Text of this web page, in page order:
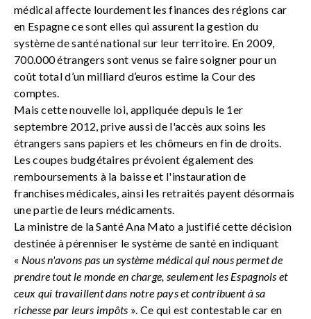
médical affecte lourdement les finances des régions car
en Espagne ce sont elles qui assurent la gestion du
système de santé national sur leur territoire. En 2009,
700.000 étrangers sont venus se faire soigner pour un
coût total d’un milliard d’euros estime la Cour des
comptes.
Mais cette nouvelle loi, appliquée depuis le 1er
septembre 2012, prive aussi de l'accès aux soins les
étrangers sans papiers et les chômeurs en fin de droits.
Les coupes budgétaires prévoient également des
remboursements à la baisse et l'instauration de
franchises médicales, ainsi les retraités payent désormais
une partie de leurs médicaments.
La ministre de la Santé Ana Mato a justifié cette décision
destinée à pérenniser le système de santé en indiquant
« Nous n'avons pas un système médical qui nous permet de
prendre tout le monde en charge, seulement les Espagnols et
ceux qui travaillent dans notre pays et contribuent à sa
richesse par leurs impôts ». Ce qui est contestable car en